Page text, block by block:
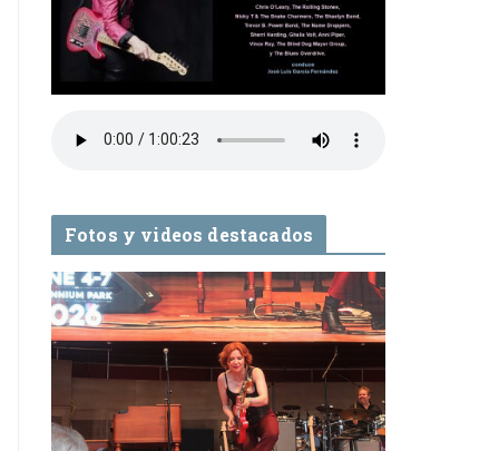
Fotos y videos destacados